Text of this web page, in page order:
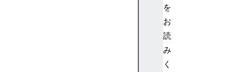
を
お
読
み
く